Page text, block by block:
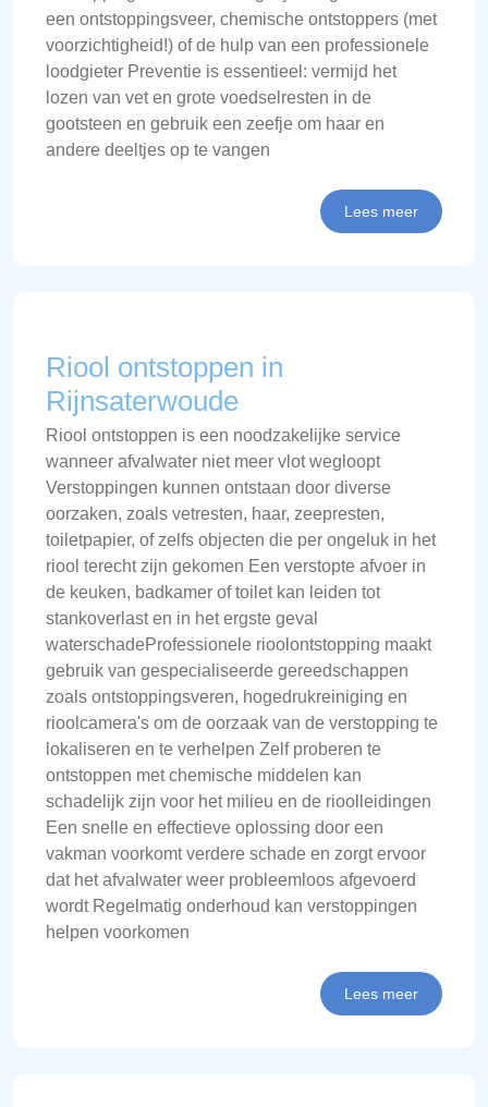
een ontstoppingsveer, chemische ontstoppers (met
voorzichtigheid!) of de hulp van een professionele
loodgieter Preventie is essentieel: vermijd het
lozen van vet en grote voedselresten in de
gootsteen en gebruik een zeefje om haar en
andere deeltjes op te vangen
Lees meer
Riool ontstoppen in
Rijnsaterwoude
Riool ontstoppen is een noodzakelijke service
wanneer afvalwater niet meer vlot wegloopt
Verstoppingen kunnen ontstaan door diverse
oorzaken, zoals vetresten, haar, zeepresten,
toiletpapier, of zelfs objecten die per ongeluk in het
riool terecht zijn gekomen Een verstopte afvoer in
de keuken, badkamer of toilet kan leiden tot
stankoverlast en in het ergste geval
waterschadeProfessionele rioolontstopping maakt
gebruik van gespecialiseerde gereedschappen
zoals ontstoppingsveren, hogedrukreiniging en
rioolcamera's om de oorzaak van de verstopping te
lokaliseren en te verhelpen Zelf proberen te
ontstoppen met chemische middelen kan
schadelijk zijn voor het milieu en de rioolleidingen
Een snelle en effectieve oplossing door een
vakman voorkomt verdere schade en zorgt ervoor
dat het afvalwater weer probleemloos afgevoerd
wordt Regelmatig onderhoud kan verstoppingen
helpen voorkomen
Lees meer